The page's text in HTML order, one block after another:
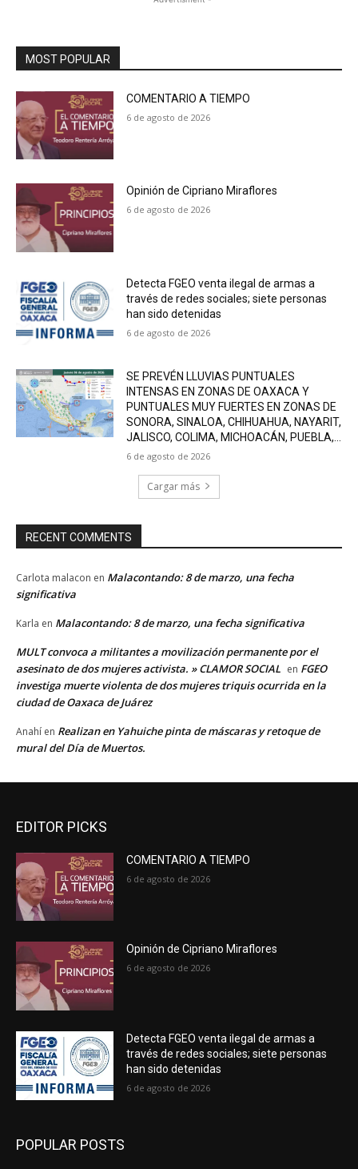
MOST POPULAR
COMENTARIO A TIEMPO
6 de agosto de 2026
Opinión de Cipriano Miraflores
6 de agosto de 2026
Detecta FGEO venta ilegal de armas a
través de redes sociales; siete personas
han sido detenidas
6 de agosto de 2026
SE PREVÉN LLUVIAS PUNTUALES
INTENSAS EN ZONAS DE OAXACA Y
PUNTUALES MUY FUERTES EN ZONAS DE
SONORA, SINALOA, CHIHUAHUA, NAYARIT,
JALISCO, COLIMA, MICHOACÁN, PUEBLA,...
6 de agosto de 2026
Cargar más
RECENT COMMENTS
Carlota malacon en Malacontando: 8 de marzo, una fecha
significativa
Karla en Malacontando: 8 de marzo, una fecha significativa
MULT convoca a militantes a movilización permanente por el
asesinato de dos mujeres activista. » CLAMOR SOCIAL en FGEO
investiga muerte violenta de dos mujeres triquis ocurrida en la
ciudad de Oaxaca de Juárez
Anahí en Realizan en Yahuiche pinta de máscaras y retoque de
mural del Día de Muertos.
EDITOR PICKS
COMENTARIO A TIEMPO
6 de agosto de 2026
Opinión de Cipriano Miraflores
6 de agosto de 2026
Detecta FGEO venta ilegal de armas a
través de redes sociales; siete personas
han sido detenidas
6 de agosto de 2026
POPULAR POSTS